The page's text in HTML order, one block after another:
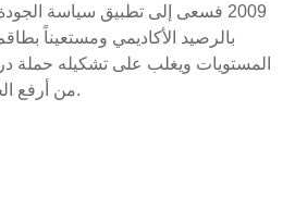
2009 فسعى إلى تطبيق سياسة
بالرصيد الأكاديمي ومستعيناً
المستويات ويغلب على تشكيله حملة
من أرفع الجامعات العالمية والمحلية.